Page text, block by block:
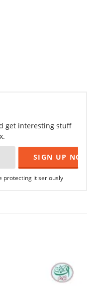
get interesting stuff
protecting it seriously